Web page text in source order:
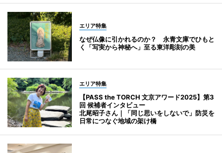
エリア特集
なぜ仏像に引かれるのか？ 永青文庫でひもと
く「写実から神秘へ」至る東洋彫刻の美
エリア特集
【PASS the TORCH 文京アワード2025】第3
回 候補者インタビュー
北尾昭子さん｜「同じ思いをしないで」防災を
日常につなぐ地域の架け橋